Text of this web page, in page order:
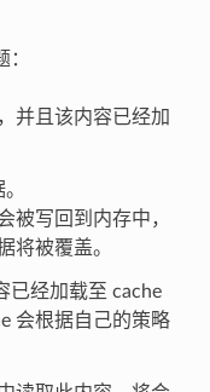
并且该内容已经加
被写回到内存中，
将被覆盖。
已经加载至 cache
会根据自己的策略